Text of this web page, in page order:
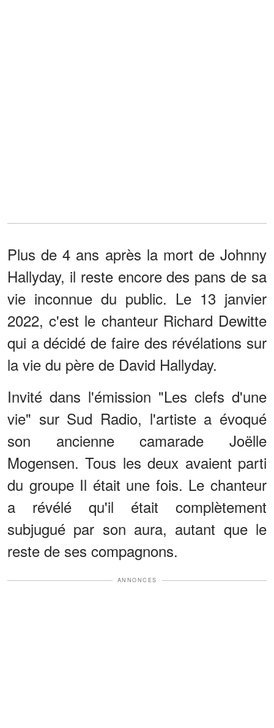
Plus de 4 ans après la mort de Johnny
Hallyday, il reste encore des pans de sa
vie inconnue du public. Le 13 janvier
2022, c'est le chanteur Richard Dewitte
qui a décidé de faire des révélations sur
la vie du père de David Hallyday.
Invité dans l'émission "Les clefs d'une
vie" sur Sud Radio, l'artiste a évoqué
son ancienne camarade Joëlle
Mogensen. Tous les deux avaient parti
du groupe Il était une fois. Le chanteur
a révélé qu'il était complètement
subjugué par son aura, autant que le
reste de ses compagnons.
ANNONCES